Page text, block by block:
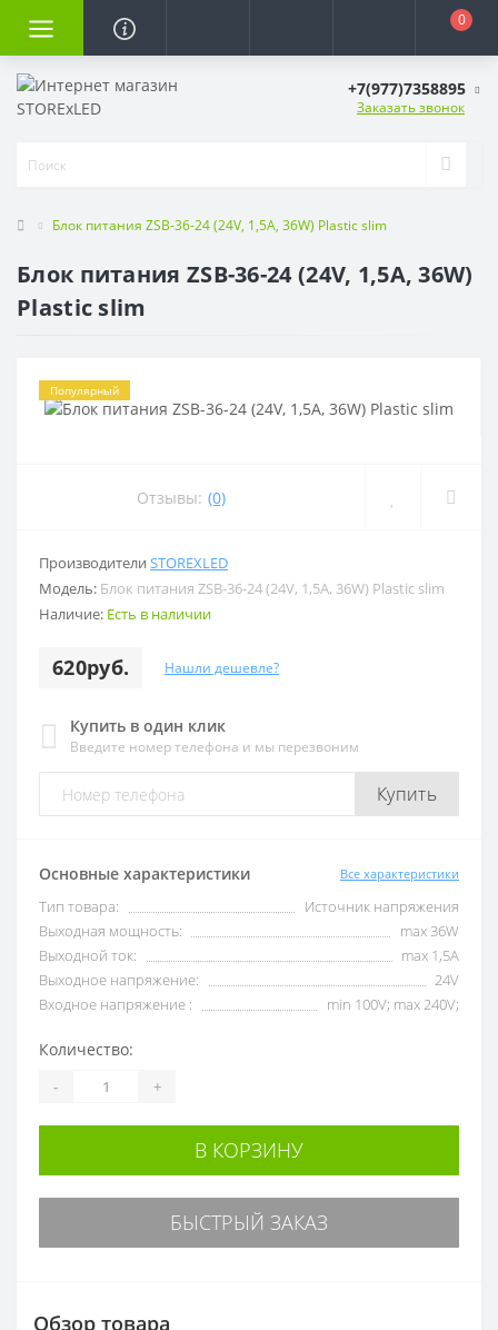
0
+7(977)7358895
Заказать звонок
Блок питания ZSB-36-24 (24V, 1,5A, 36W) Plastic slim
Блок питания ZSB-36-24 (24V, 1,5A, 36W)
Plastic slim
Популярный
Отзывы: (0)
Производители STOREXLED
Модель: Блок питания ZSB-36-24 (24V, 1,5A, 36W) Plastic slim
Наличие: Есть в наличии
620руб. Нашли дешевле?
Купить в один клик
Введите номер телефона и мы перезвоним
Купить
Основные характеристики Все характеристики
Тип товара:
Источник напряжения
Выходная мощность:
max 36W
Выходной ток:
max 1,5А
Выходное напряжение:
24V
Входное напряжение :
min 100V; max 240V;
Количество:
- +
В КОРЗИНУ
БЫСТРЫЙ ЗАКАЗ
Обзор товара